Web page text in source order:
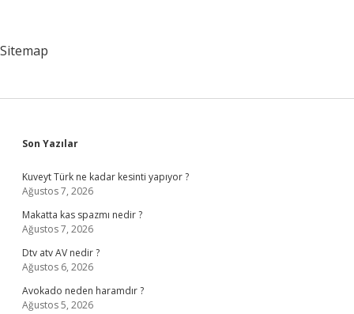
Sitemap
Sidebar
Son Yazılar
Kuveyt Türk ne kadar kesinti yapıyor ?
Ağustos 7, 2026
Makatta kas spazmı nedir ?
Ağustos 7, 2026
Dtv atv AV nedir ?
Ağustos 6, 2026
Avokado neden haramdır ?
Ağustos 5, 2026